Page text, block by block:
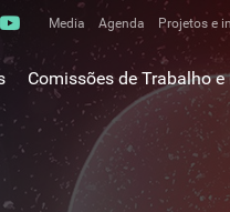
Media
Comunicados de imprensa
Clipping
Agenda Projetos e
Comissões de Trabalho e
Comissões de trabalho
Alergologia Respiratória
Bronquiectasias